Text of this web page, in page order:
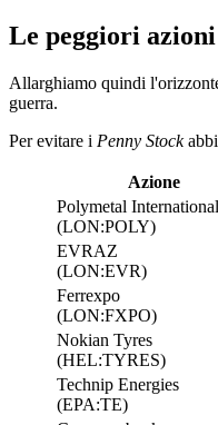
Le peggiori
Allarghiamo quindi
guerra.
Per evitare i Penny Stock
Azione
Polymetal International
(LON:POLY)
EVRAZ
(LON:EVR)
Ferrexpo
(LON:FXPO)
Nokian Tyres
(HEL:TYRES)
Technip Energies
(EPA:TE)